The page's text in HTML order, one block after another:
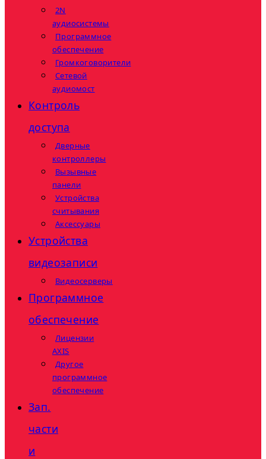
2N
аудиосистемы
Программное
обеспечение
Громкоговорители
Сетевой
аудиомост
Контроль
доступа
Дверные
контроллеры
Вызывные
панели
Устройства
считывания
Аксессуары
Устройства
видеозаписи
Видеосерверы
Программное
обеспечение
Лицензии
AXIS
Другое
программное
обеспечение
Зап.
части
и